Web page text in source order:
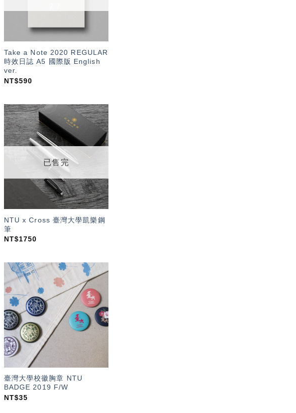
Take a Note 2020 REGULAR
時效日誌 A5 國際版 English
ver.
NT$590
「願
望輕
已售完
NTU x Cross 臺灣大學凱樂鋼
筆
NT$1750
加入
「願
望輕
單」
臺灣大學校徽胸章 NTU
BADGE 2019 F/W
NT$35